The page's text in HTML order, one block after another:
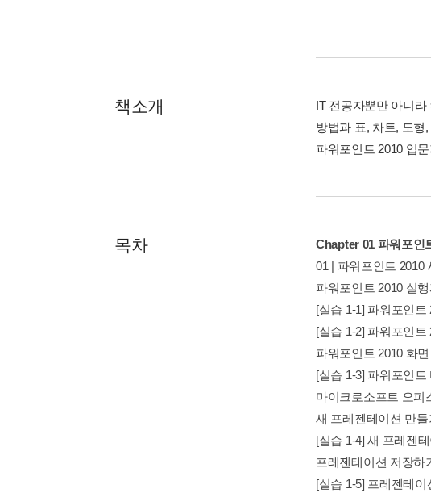
책소개
IT 전공자뿐만 아니
방법과 표, 차트, 도형
파워포인트 2010 입
목차
Chapter 01 파워포인
01 | 파워포인트 2010
파워포인트 2010 실
[실습 1-1] 파워포인트
[실습 1-2] 파워포인트
파워포인트 2010 화
[실습 1-3] 파워포인
마이크로소프트 오피
새 프레젠테이션 만들
[실습 1-4] 새 프레젠
프레젠테이션 저장하
[실습 1-5] 프레젠테이